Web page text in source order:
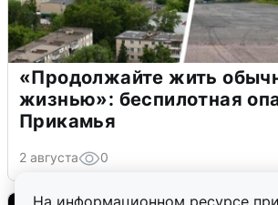
На информационном ресурсе
«Продолжайте жить
жизнью»: беспилотная
Прикамья
2 августа 0